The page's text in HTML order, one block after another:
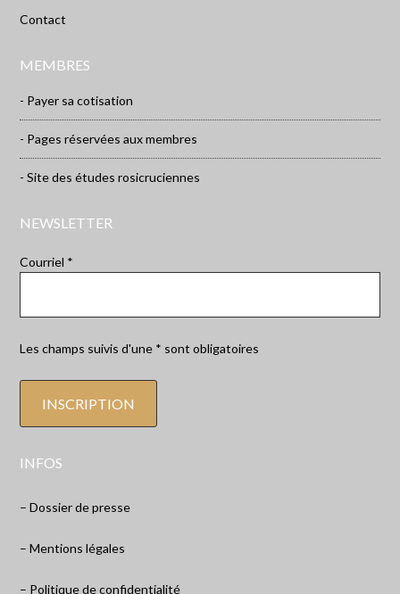
Contact
MEMBRES
- Payer sa cotisation
- Pages réservées aux membres
- Site des études rosicruciennes
NEWSLETTER
Courriel *
Les champs suivis d'une * sont obligatoires
INFOS
– Dossier de presse
– Mentions légales
– Politique de confidentialité